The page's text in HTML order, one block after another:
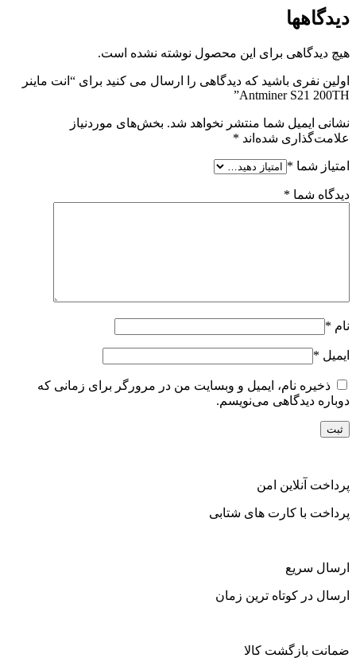
دیدگاهها
هیچ دیدگاهی برای این محصول نوشته نشده است.
اولین نفری باشید که دیدگاهی را ارسال می کنید برای “انت ماینر
Antminer S21 200TH”
نشانی ایمیل شما منتشر نخواهد شد. بخش‌های موردنیاز
علامت‌گذاری شده‌اند *
امتیاز شما *
دیدگاه شما *
نام *
ایمیل *
ذخیره نام، ایمیل و وبسایت من در مرورگر برای زمانی که
دوباره دیدگاهی می‌نویسم.
پرداخت آنلاین امن
پرداخت با کارت های شتابی
ارسال سریع
ارسال در کوتاه ترین زمان
ضمانت بازگشت کالا